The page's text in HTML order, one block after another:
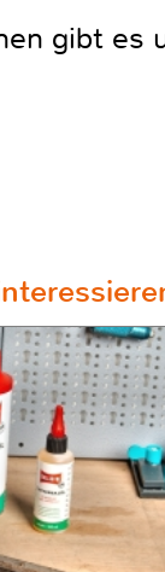
gibt es